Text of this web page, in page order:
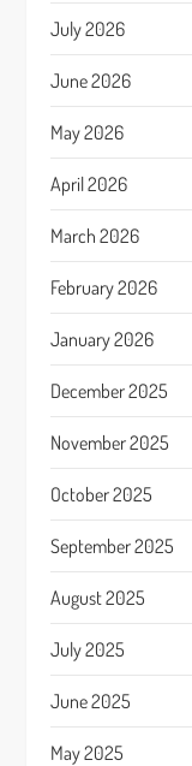
July 2026
June 2026
May 2026
April 2026
March 2026
February 2026
January 2026
December 2025
November 2025
October 2025
September 2025
August 2025
July 2025
June 2025
May 2025